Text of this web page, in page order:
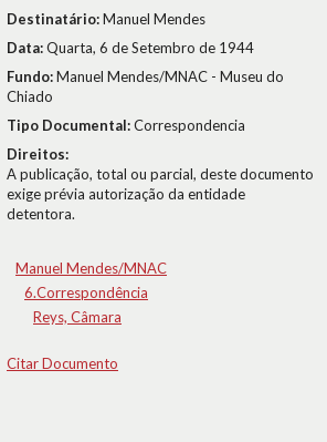
Destinatário:Manuel Mendes
Data:Quarta, 6 de Setembro de 1944
Fundo:Manuel Mendes/MNAC - Museu do
Chiado
Tipo Documental:Correspondencia
Direitos:
A publicação, total ou parcial, deste documento
exige prévia autorização da entidade
detentora.
Manuel Mendes/MNAC
6.Correspondência
Reys, Câmara
Citar Documento